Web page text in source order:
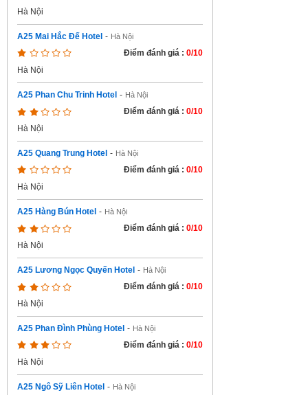
Hà Nội
A25 Mai Hắc Đế Hotel - Hà Nội
Điểm đánh giá : 0/10
Hà Nội
A25 Phan Chu Trinh Hotel - Hà Nội
Điểm đánh giá : 0/10
Hà Nội
A25 Quang Trung Hotel - Hà Nội
Điểm đánh giá : 0/10
Hà Nội
A25 Hàng Bún Hotel - Hà Nội
Điểm đánh giá : 0/10
Hà Nội
A25 Lương Ngọc Quyến Hotel - Hà Nội
Điểm đánh giá : 0/10
Hà Nội
A25 Phan Đình Phùng Hotel - Hà Nội
Điểm đánh giá : 0/10
Hà Nội
A25 Ngô Sỹ Liên Hotel - Hà Nội